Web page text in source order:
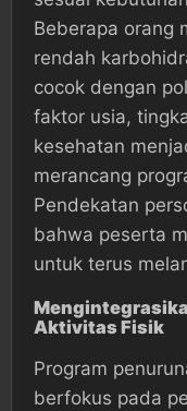
Beberapa orang
rendah
cocok dengan
faktor usia,
kesehatan
merancang
Pendekatan
bahwa peserta
untuk terus
Aktivitas Fisik
Program
berfokus pada